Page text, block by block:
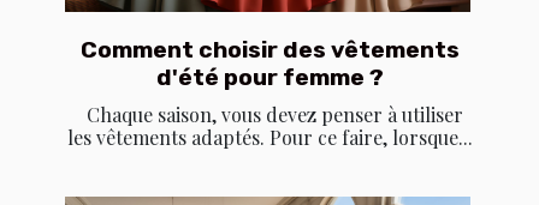
Comment choisir des vêtements
d'été pour femme ?
Chaque saison, vous devez penser à utiliser
les vêtements adaptés. Pour ce faire, lorsque...